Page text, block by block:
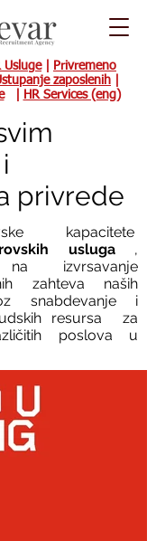
Usluge|
Privremeno
zaposlenih
| HR Services (eng)
privrede
kapacitete
usluga,
na izvrsavanje
zahteva naših
snabdevanje i
resursa za
poslova u